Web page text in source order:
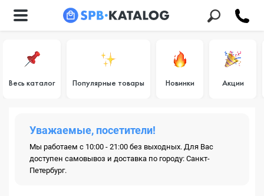
Весь каталог Популярные товары Новинки Акции
Уважаемые, посетители!
Мы работаем с 10:00 - 21:00 без выходных. Для Вас
доступен самовывоз и доставка по городу: Санкт-
Петербург.